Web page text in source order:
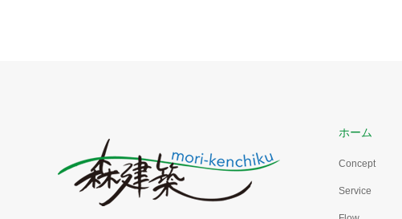
ホーム
Concept
Service